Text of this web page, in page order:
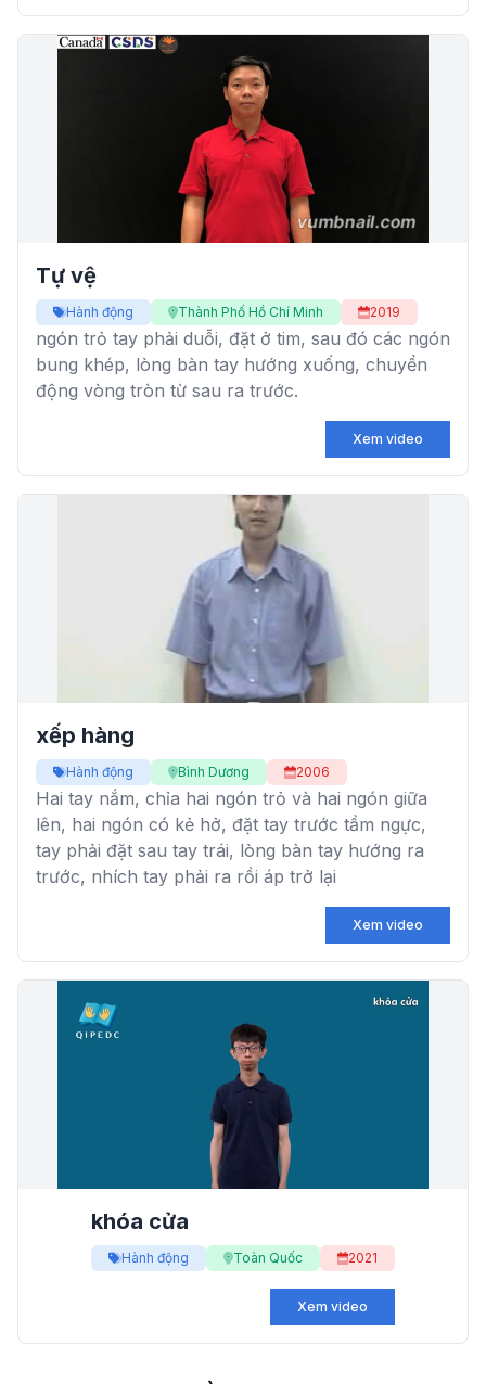
Tự vệ
Hành động Thành Phố Hồ Chí Minh 2019
ngón trỏ tay phải duỗi, đặt ở tim, sau đó các ngón
bung khép, lòng bàn tay hướng xuống, chuyển
động vòng tròn từ sau ra trước.
Xem video
xếp hàng
Hành động Bình Dương 2006
Hai tay nắm, chỉa hai ngón trỏ và hai ngón giữa
lên, hai ngón có kẻ hở, đặt tay trước tầm ngực,
tay phải đặt sau tay trái, lòng bàn tay hướng ra
trước, nhích tay phải ra rồi áp trở lại
Xem video
khóa cửa
Hành động Toàn Quốc 2021
Xem video